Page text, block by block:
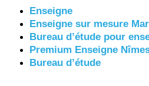
Enseigne
Enseigne sur mesure
Bureau d’étude pour
Premium Enseigne
Bureau d’étude